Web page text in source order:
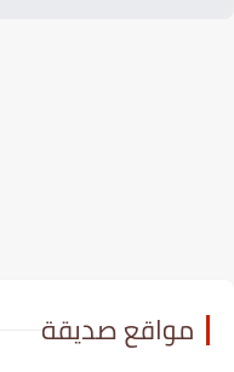
مواقع صديقة